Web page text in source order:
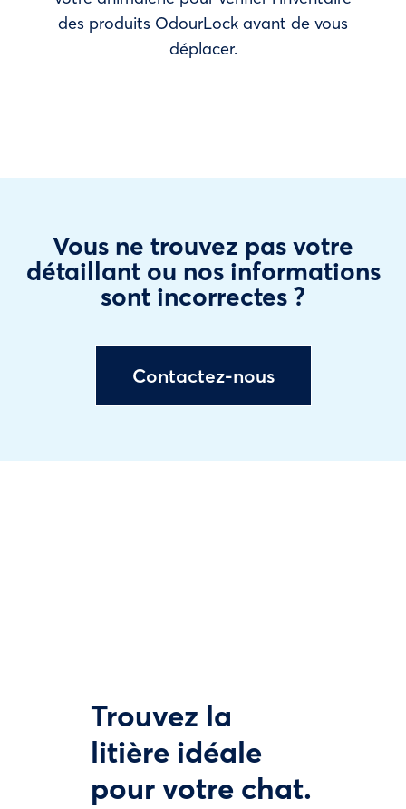
des produits OdourLock avant de vous
déplacer.
Vous ne trouvez pas votre
détaillant ou nos informations
sont incorrectes ?
Contactez-nous
Trouvez la
litière idéale
pour votre chat.